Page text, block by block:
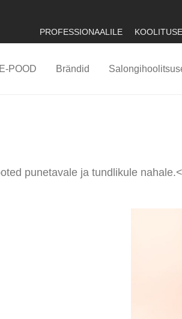
PROFESSIONAALILE
E-POOD Brändid
punetavale ja tundlikule